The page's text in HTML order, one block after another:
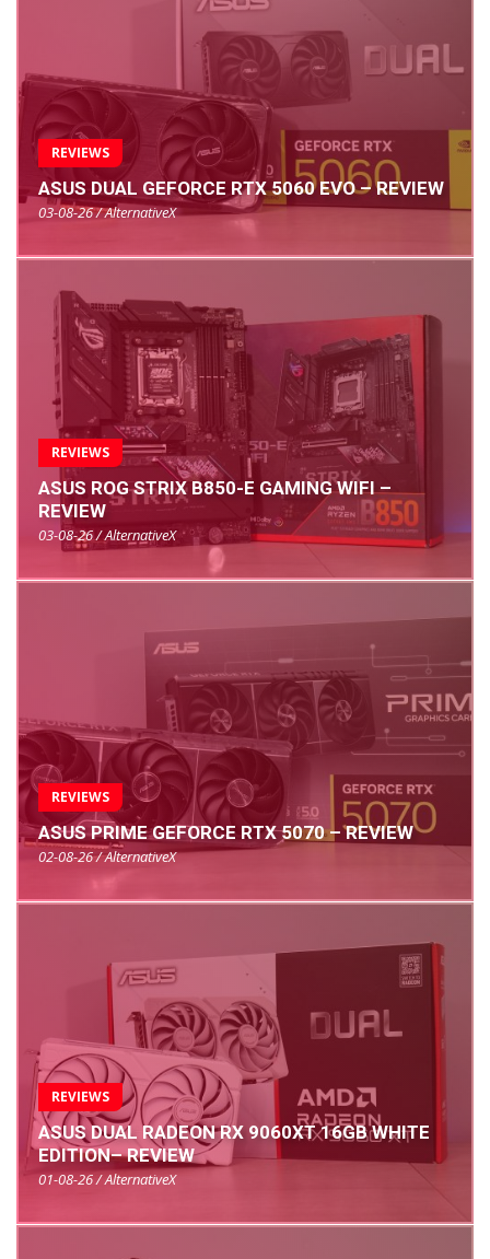
REVIEWS
ASUS DUAL GEFORCE RTX 5060 EVO – REVIEW
03-08-26 / AlternativeX
REVIEWS
ASUS ROG STRIX B850-E GAMING WIFI –
REVIEW
03-08-26 / AlternativeX
REVIEWS
ASUS PRIME GEFORCE RTX 5070 – REVIEW
02-08-26 / AlternativeX
REVIEWS
ASUS DUAL RADEON RX 9060XT 16GB WHITE
EDITION– REVIEW
01-08-26 / AlternativeX